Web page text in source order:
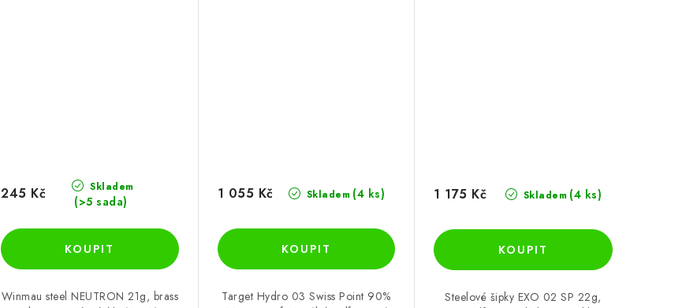
Skladem
(>5 sada)
245 Kč
Winmau steel NEUTRON 21g, brass
Skladem (4 ks)
1 055 Kč
Target Hydro 03 Swiss Point 90%
Skladem (4 ks)
1 175 Kč
Steelové šipky EXO 02 SP 22g,